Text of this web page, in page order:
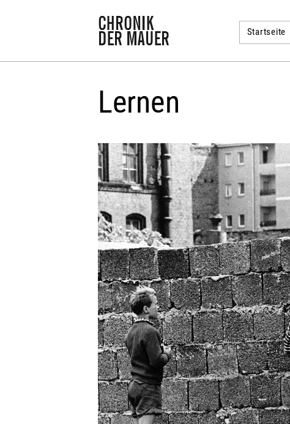
Startseite
Lernen